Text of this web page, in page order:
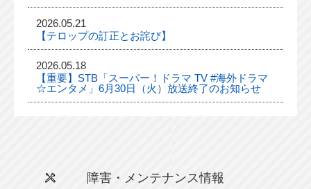
2026.05.21
【テロップの訂正とお詫び】
2026.05.18
【重要】STB「スーパー！ドラマ TV #海外ドラマ
☆エンタメ」6月30日（火）放送終了のお知らせ
障害・メンテナンス情報